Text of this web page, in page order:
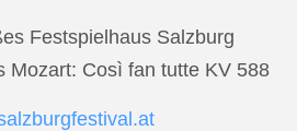
Festspielhaus Salzburg
Mozart: Così fan tutte KV 588